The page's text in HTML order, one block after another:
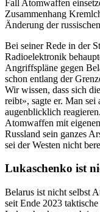
Fall Atomwaffen
Zusammenhang
Änderung der
Bei seiner Rede in der
Radioelektronik
Angriffspläne gegen
schon entlang der
Wir wissen, dass sich
reibt», sagte er. Man
augenblicklich
Atomwaffen mit
Russland sein ganzes
sei der Westen nicht
Lukaschenko ist
Belarus ist nicht selbst
seit Ende 2023